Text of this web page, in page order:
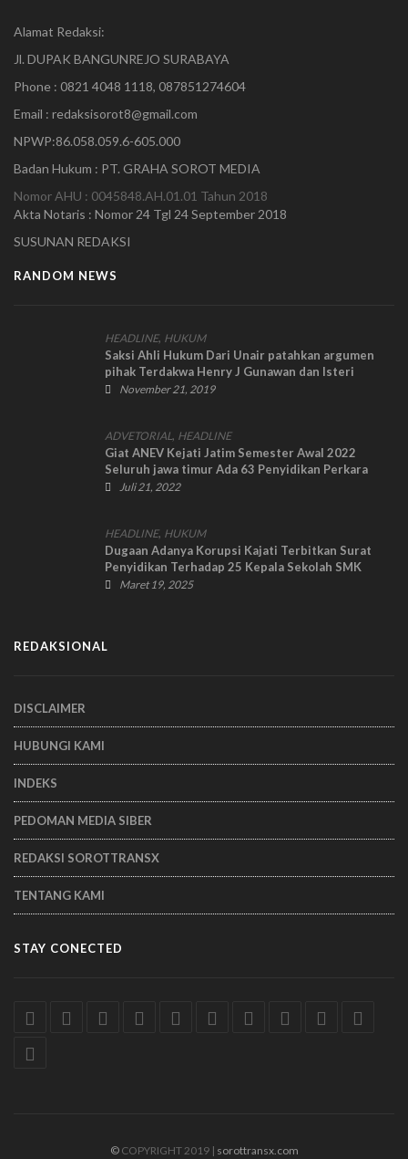
Alamat Redaksi:
Jl. DUPAK BANGUNREJO SURABAYA
Phone : 0821 4048 1118, 087851274604
Email : redaksisorot8@gmail.com
NPWP:86.058.059.6-605.000
Badan Hukum : PT. GRAHA SOROT MEDIA
Nomor AHU : 0045848.AH.01.01 Tahun 2018
Akta Notaris : Nomor 24 Tgl 24 September 2018
SUSUNAN REDAKSI
RANDOM NEWS
HEADLINE, HUKUM
Saksi Ahli Hukum Dari Unair patahkan argumen
pihak Terdakwa Henry J Gunawan dan Isteri
November 21, 2019
ADVETORIAL, HEADLINE
Giat ANEV Kejati Jatim Semester Awal 2022
Seluruh jawa timur Ada 63 Penyidikan Perkara
Korupsi
Juli 21, 2022
HEADLINE, HUKUM
Dugaan Adanya Korupsi Kajati Terbitkan Surat
Penyidikan Terhadap 25 Kepala Sekolah SMK
Swasta Dan Kadisdik Jatim
Maret 19, 2025
REDAKSIONAL
DISCLAIMER
HUBUNGI KAMI
INDEKS
PEDOMAN MEDIA SIBER
REDAKSI SOROTTRANSX
TENTANG KAMI
STAY CONECTED
©COPYRIGHT 2019 | sorottransx.com